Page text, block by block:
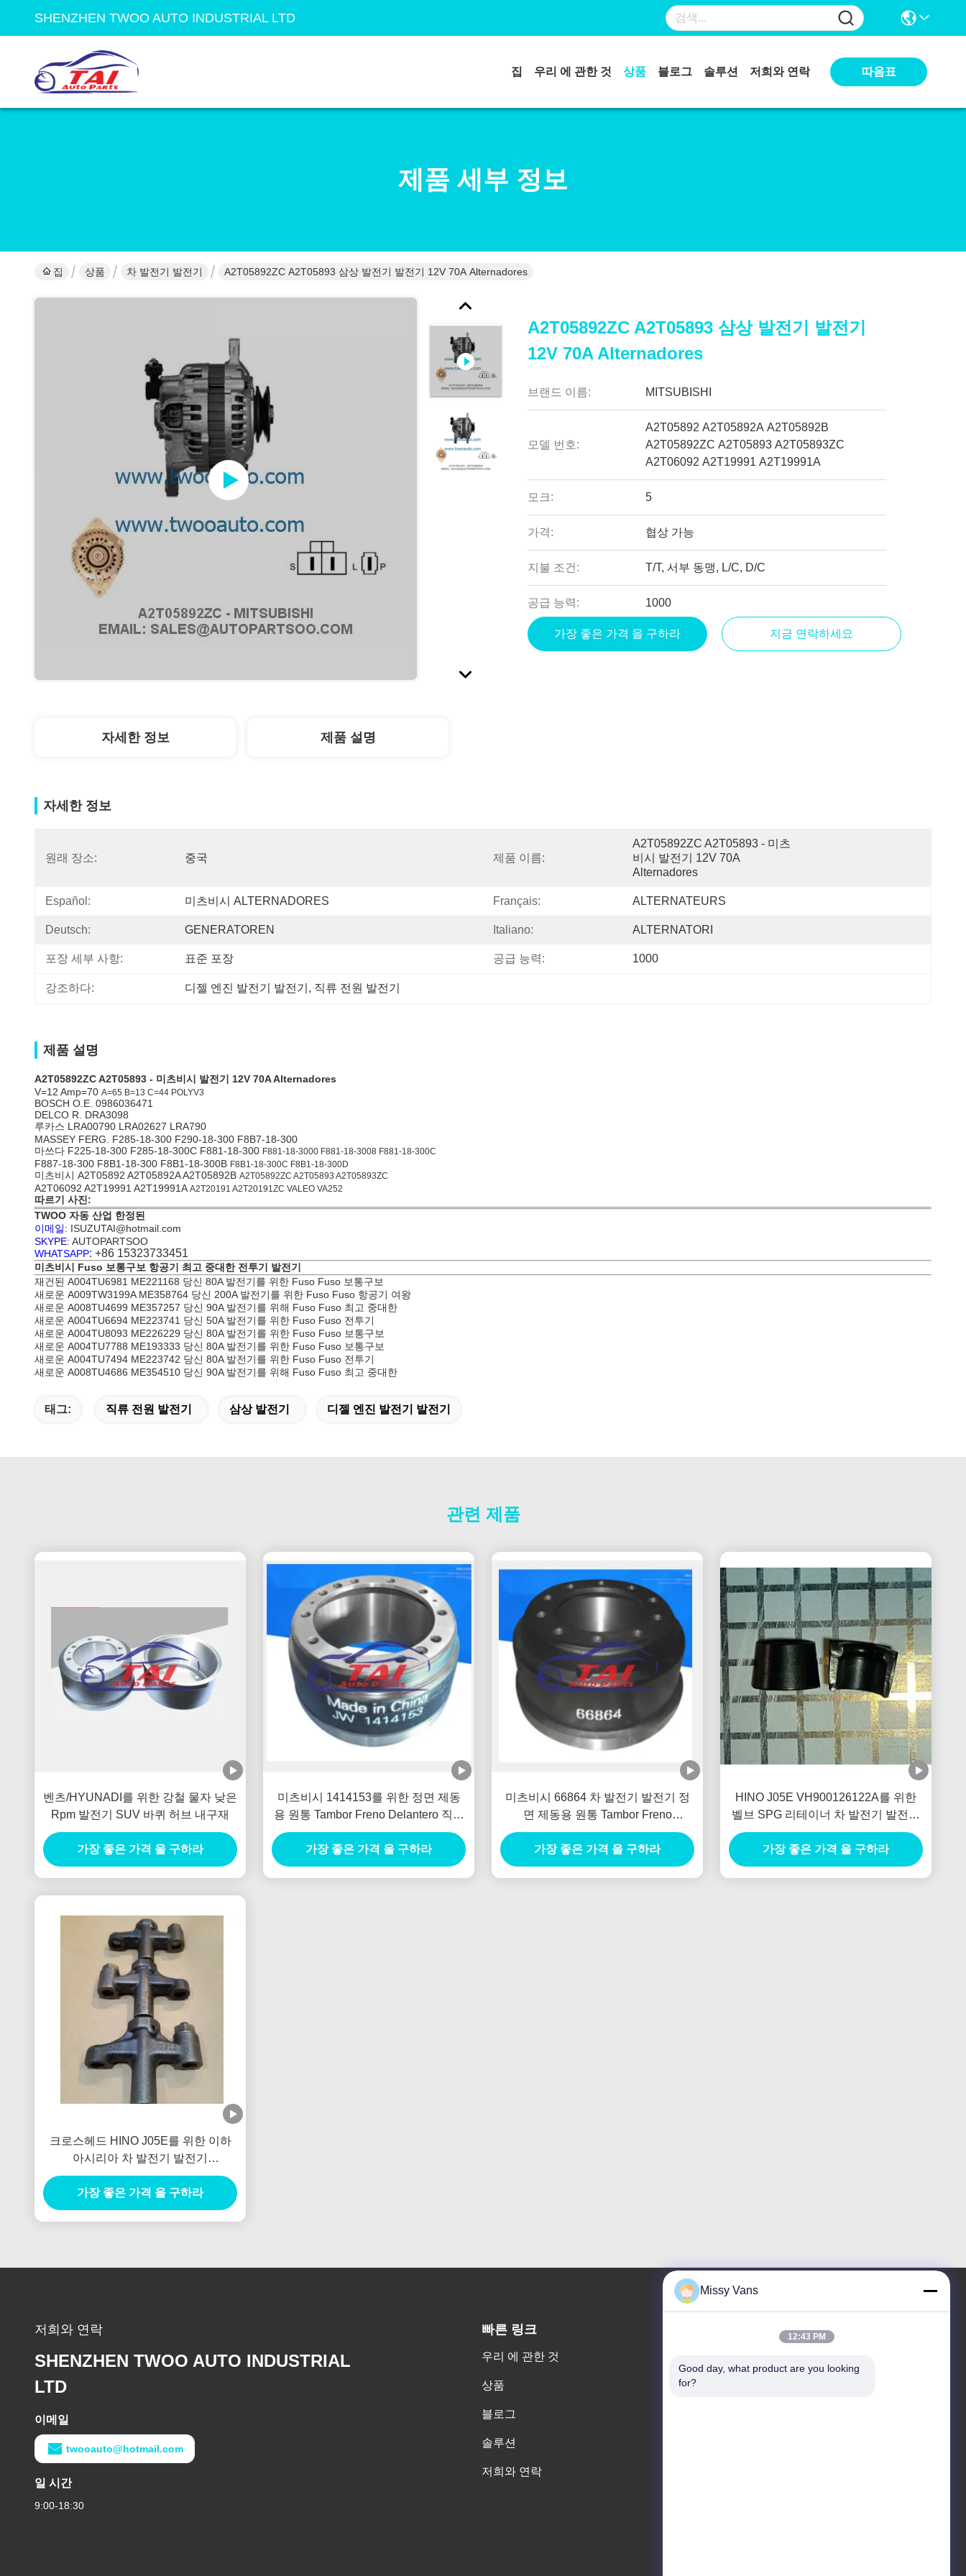
SHENZHEN TWOO AUTO INDUSTRIAL LTD
집 우리 에 관한 것 상품 블로그 솔루션 저희와 연락 따옴표
제품 세부 정보
집 상품 차 발전기 발전기 A2T05892ZC A2T05893 삼상 발전기 발전기 12V 70A Alternadores
A2T05892ZC A2T05893 삼상 발전기 발전기
12V 70A Alternadores
브랜드 이름: MITSUBISHI
모델 번호:
A2T05892 A2T05892A A2T05892B
A2T05892ZC A2T05893 A2T05893ZC
A2T06092 A2T19991 A2T19991A
모크: 5
가격: 협상 가능
지불 조건: T/T, 서부 동맹, L/C, D/C
공급 능력: 1000
가장 좋은 가격 을 구하라 지금 연락하세요
자세한 정보 제품 설명
자세한 정보
원래 장소: 중국 제품 이름:
A2T05892ZC A2T05893 - 미츠
비시 발전기 12V 70A
Alternadores
Español: 미츠비시 ALTERNADORES Français: ALTERNATEURS
Deutsch: GENERATOREN Italiano: ALTERNATORI
포장 세부 사항: 표준 포장 공급 능력: 1000
강조하다: 디젤 엔진 발전기 발전기 , 직류 전원 발전기
제품 설명
A2T05892ZC A2T05893 - 미츠비시 발전기 12V 70A Alternadores
V=12 Amp=70 A=65 B=13 C=44 POLYV3
BOSCH O.E. 0986036471
DELCO R. DRA3098
루카스 LRA00790 LRA02627 LRA790
MASSEY FERG. F285-18-300 F290-18-300 F8B7-18-300
마쓰다 F225-18-300 F285-18-300C F881-18-300 F881-18-3000 F881-18-3008 F881-18-300C
F887-18-300 F8B1-18-300 F8B1-18-300B F8B1-18-300C F8B1-18-300D
미츠비시 A2T05892 A2T05892A A2T05892B A2T05892ZC A2T05893 A2T05893ZC
A2T06092 A2T19991 A2T19991A A2T20191 A2T20191ZC VALEO VA252
따르기 사진:
TWOO 자동 산업 한정된
이메일: ISUZUTAI@hotmail.com
SKYPE: AUTOPARTSOO
WHATSAPP: +86 15323733451
미츠비시 Fuso 보통구보 항공기 최고 중대한 전투기 발전기
재건된 A004TU6981 ME221168 당신 80A 발전기를 위한 Fuso Fuso 보통구보
새로운 A009TW3199A ME358764 당신 200A 발전기를 위한 Fuso Fuso 항공기 여왕
새로운 A008TU4699 ME357257 당신 90A 발전기를 위해 Fuso Fuso 최고 중대한
새로운 A004TU6694 ME223741 당신 50A 발전기를 위한 Fuso Fuso 전투기
새로운 A004TU8093 ME226229 당신 80A 발전기를 위한 Fuso Fuso 보통구보
새로운 A004TU7788 ME193333 당신 80A 발전기를 위한 Fuso Fuso 보통구보
새로운 A004TU7494 ME223742 당신 80A 발전기를 위한 Fuso Fuso 전투기
새로운 A008TU4686 ME354510 당신 90A 발전기를 위해 Fuso Fuso 최고 중대한
태그: 직류 전원 발전기 삼상 발전기 디젤 엔진 발전기 발전기
관련 제품
벤츠/HYUNADI를 위한 강철 물자 낮은
Rpm 발전기 SUV 바퀴 허브 내구재
가장 좋은 가격 을 구하라
미츠비시 1414153를 위한 정면 제동
용 원통 Tambor Freno Delantero 직류
전원 발전기
가장 좋은 가격 을 구하라
미츠비시 66864 차 발전기 발전기 정
면 제동용 원통 Tambor Freno
Delantero
가장 좋은 가격 을 구하라
HINO J05E VH900126122A를 위한
벨브 SPG 리테이너 차 발전기 발전기
새로운 네덜란드 E385 E215를 잠그십
시오
가장 좋은 가격 을 구하라
크로스헤드 HINO J05E를 위한 이하
아시리아 차 발전기 발전기
VH137061080A 새로운 네덜란드
E385 E215
가장 좋은 가격 을 구하라
저희와 연락
SHENZHEN TWOO AUTO INDUSTRIAL
LTD
이메일
twooauto@hotmail.com
일 시간
9:00-18:30
빠른 링크
우리 에 관한 것
상품
블로그
솔루션
저희와 연락
8028번, 진첸 산업센터, 사우스 리신 로드, 푸이앙 거리,
Missy Vans
12:43 PM
Good day, what product are you looking
for?